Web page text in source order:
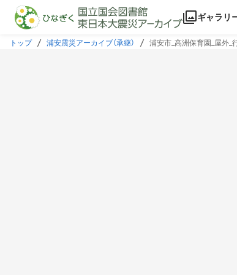
本文に飛ぶ
ギャラリ
トップ 浦安震災アーカイブ（承継） 浦安市_高洲保育園_屋外_